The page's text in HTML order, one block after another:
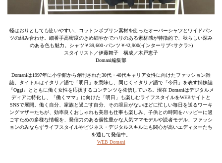
軽はおりとしても使いやすい、コットンポプリン素材を使ったオーバーシャツとワイドパン
ツの組み合わせ。細番手高密度のきめ細やかでハリのある素材感が特徴的で、秋らしい深み
のある色も魅力。シャツ￥39,600･パンツ￥42,900(インターリブ<サクラ>)
スタイリスト／伊藤舞子 構成／木戸恵子
Domani編集部
Domaniは1997年に小学館から創刊された30代・40代キャリア女性に向けたファッション雑
誌。タイトルはイタリア語で「明日」を意味し、同じくイタリア語で「今日」を表す姉妹誌
『Oggi』とともに働く女性を応援するコンテンツを発信している。現在 Domaniはデジタルメ
ディアに特化し、「働くママ」に向けた「明日」も楽しむライフスタイルをWEBサイトと
SNSで展開。働く自分、家族と過ごす自分、その境目がないほどに忙しい毎日を送るワーキ
ングマザーたちが、効率良くおしゃれも美容も仕事も楽しみ、子供との時間をハッピーに過
ごすための多様な情報を、発信力のある個性豊かな人気ママモデルや読者モデル、ファッシ
ョンのみならずライフスタイルやビジネス・デジタルスキルにも関心が高いエディターたち
を通して発信中。
WEB Domani